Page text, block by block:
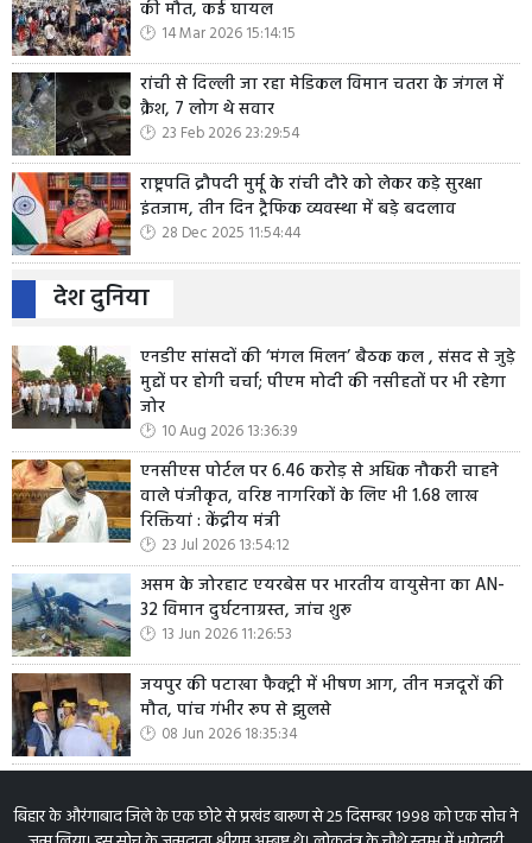
की मौत, कई घायल
14 Mar 2026 15:14:15
रांची से दिल्ली जा रहा मेडिकल विमान चतरा के जंगल में
क्रैश, 7 लोग थे सवार
23 Feb 2026 23:29:54
राष्ट्रपति द्रौपदी मुर्मू के रांची दौरे को लेकर कड़े सुरक्षा
इंतजाम, तीन दिन ट्रैफिक व्यवस्था में बड़े बदलाव
28 Dec 2025 11:54:44
देश दुनिया
एनडीए सांसदों की ‘मंगल मिलन’ बैठक कल , संसद से जुड़े
मुद्दों पर होगी चर्चा; पीएम मोदी की नसीहतों पर भी रहेगा
जोर
10 Aug 2026 13:36:39
एनसीएस पोर्टल पर 6.46 करोड़ से अधिक नौकरी चाहने
वाले पंजीकृत, वरिष्ठ नागरिकों के लिए भी 1.68 लाख
रिक्तियां : केंद्रीय मंत्री
23 Jul 2026 13:54:12
असम के जोरहाट एयरबेस पर भारतीय वायुसेना का AN-
32 विमान दुर्घटनाग्रस्त, जांच शुरू
13 Jun 2026 11:26:53
जयपुर की पटाखा फैक्ट्री में भीषण आग, तीन मजदूरों की
मौत, पांच गंभीर रूप से झुलसे
08 Jun 2026 18:35:34
बिहार के औरंगाबाद जिले के एक छोटे से प्रखंड बारूण से 25 दिसम्बर 1998 को एक सोच ने